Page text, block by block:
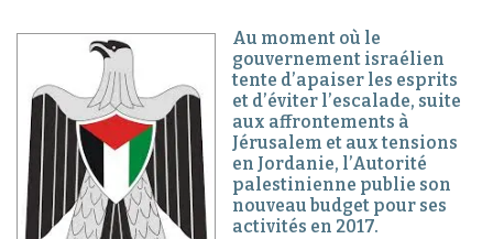
Au moment où le
gouvernement israélien
tente d’apaiser les esprits
et d’éviter l’escalade, suite
aux affrontements à
Jérusalem et aux tensions
en Jordanie, l’Autorité
palestinienne publie son
nouveau budget pour ses
activités en 2017.